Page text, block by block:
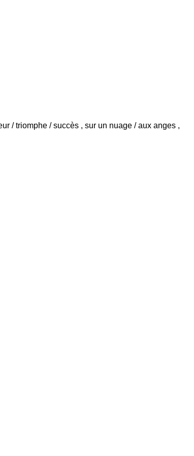
/ triomphe / succès , sur un nuage / aux anges ,